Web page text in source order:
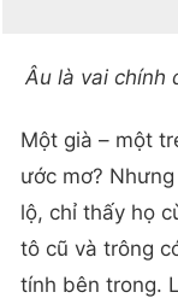
Âu là vai chính
Một già – một
ước mơ?
lộ, chỉ thấy họ
tô cũ và trông
tính bên trong.